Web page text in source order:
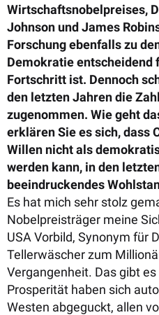
Wirtschaftsnobelpreises,
Johnson und James
Forschung ebenfalls zu
Demokratie entscheidend
Fortschritt ist. Dennoch
den letzten Jahren die
zugenommen. Wie geht
erklären Sie es sich, dass
Willen nicht als
werden kann, in den
beeindruckendes
Es hat mich sehr stolz
Nobelpreisträger meine
USA Vorbild, Synonym für
Tellerwäscher zum
Vergangenheit. Das gibt es
Prosperität haben sich
Westen abgeguckt, allen